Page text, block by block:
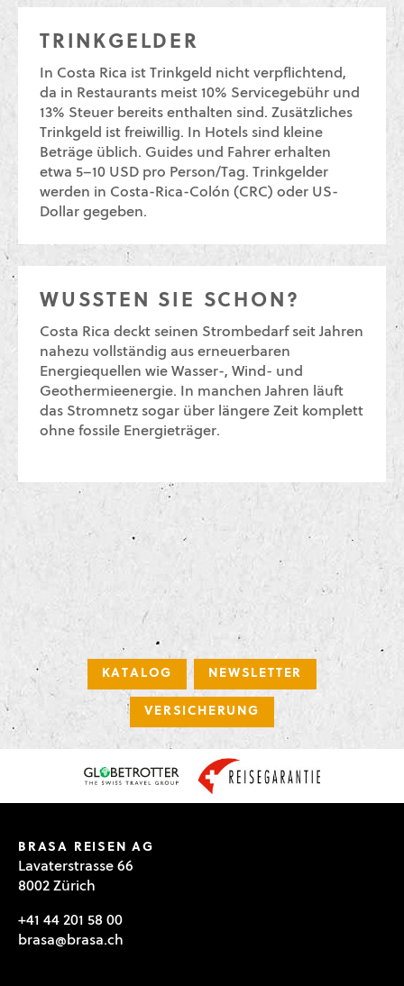
TRINKGELDER
In Costa Rica ist Trinkgeld nicht verpflichtend,
da in Restaurants meist 10% Servicegebühr und
13% Steuer bereits enthalten sind. Zusätzliches
Trinkgeld ist freiwillig. In Hotels sind kleine
Beträge üblich. Guides und Fahrer erhalten
etwa 5–10 USD pro Person/Tag. Trinkgelder
werden in Costa-Rica-Colón (CRC) oder US-
Dollar gegeben.
WUSSTEN SIE SCHON?
Costa Rica deckt seinen Strombedarf seit Jahren
nahezu vollständig aus erneuerbaren
Energiequellen wie Wasser-, Wind- und
Geothermieenergie. In manchen Jahren läuft
das Stromnetz sogar über längere Zeit komplett
ohne fossile Energieträger.
KATALOG NEWSLETTER
VERSICHERUNG
BRASA REISEN AG
Lavaterstrasse 66
8002 Zürich
+41 44 201 58 00
brasa@brasa.ch